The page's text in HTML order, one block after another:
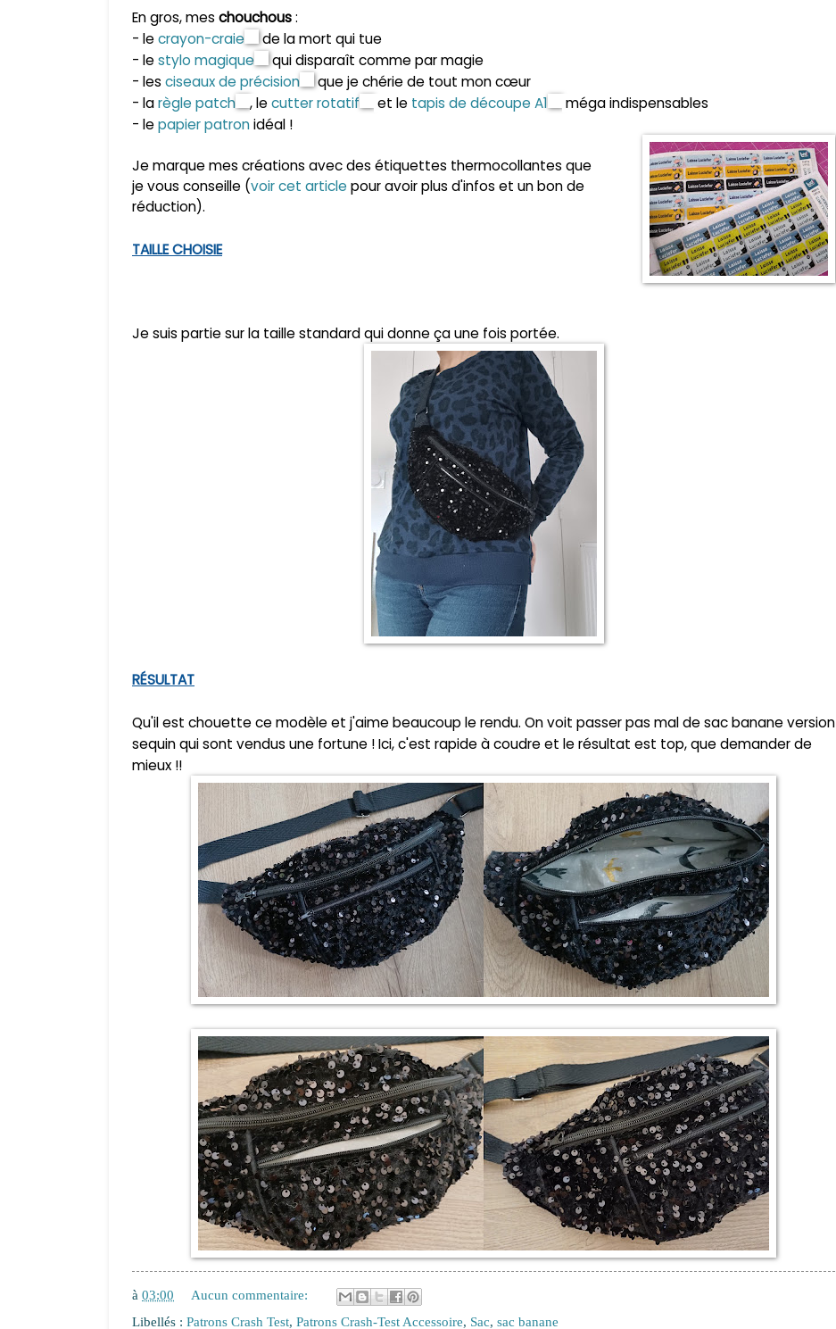
En gros, mes chouchous:
- lecrayon-craie
de la mort qui tue
- lestylo magique
qui disparaît comme par magie
- les ciseaux de précision
que je chérie de tout mon cœur
- larègle patch , lecutter rotatif et le tapis de découpe A1
méga indispensables
- lepapier patronidéal !
Je marque mes créations avec des étiquettes thermocollantes que
jevous conseille (voir cet article pour avoir plus d'infos et un bon de
réduction).
TAILLE CHOISIE
Je suis partie sur la taille standard qui donne ça une fois portée.
RÉSULTAT
Qu'il est chouette ce modèle et j'aime beaucoup le rendu. On voit passer pas mal de sac banane version
sequin qui sont vendus une fortune ! Ici, c'est rapide à coudre et le résultat est top, que demander de
mieux !!
à 03:00
Aucun commentaire:
Libellés : Patrons Crash Test, Patrons Crash-Test Accessoire, Sac, sac banane